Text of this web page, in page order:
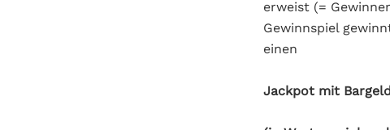
erweist (=
Gewinnspiel
einen
Jackpot mit